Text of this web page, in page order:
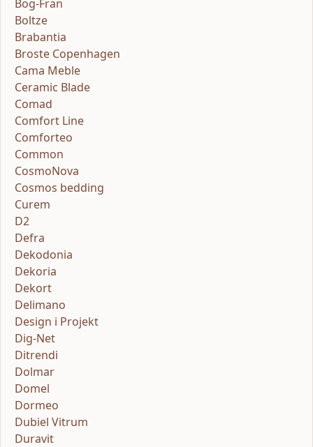
Bog-Fran
Boltze
Brabantia
Broste Copenhagen
Cama Meble
Ceramic Blade
Comad
Comfort Line
Comforteo
Common
CosmoNova
Cosmos bedding
Curem
D2
Defra
Dekodonia
Dekoria
Dekort
Delimano
Design i Projekt
Dig-Net
Ditrendi
Dolmar
Domel
Dormeo
Dubiel Vitrum
Duravit